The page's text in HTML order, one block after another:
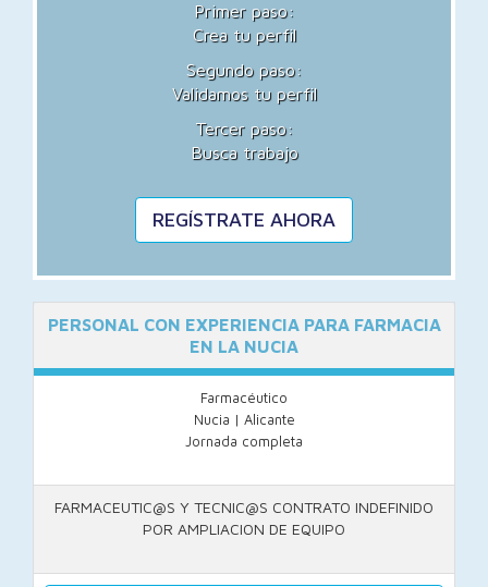
Primer paso:
Crea tu perfil
Segundo paso:
Validamos tu perfil
Tercer paso:
Busca trabajo
REGÍSTRATE AHORA
PERSONAL CON EXPERIENCIA PARA FARMACIA
EN LA NUCIA
Farmacéutico
Nucia | Alicante
Jornada completa
FARMACEUTIC@S Y TECNIC@S CONTRATO INDEFINIDO
POR AMPLIACION DE EQUIPO